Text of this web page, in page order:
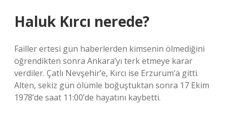
Haluk Kırcı nerede?
Failler ertesi gün haberlerden kimsenin ölmediğini
öğrendikten sonra Ankara’yı terk etmeye karar
verdiler. Çatlı Nevşehir’e, Kırcı ise Erzurum’a gitti.
Alten, sekiz gün ölümle boğuştuktan sonra 17 Ekim
1978’de saat 11:00’de hayatını kaybetti.